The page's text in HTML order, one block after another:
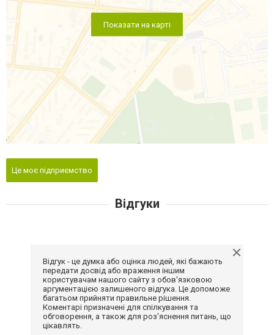
Показати на карті
Це моє підприємство
Відгуки
Відгук - це думка або оцінка людей, які бажають
передати досвід або враження іншим
користувачам нашого сайту з обов'язковою
аргументацією залишеного відгука. Це допоможе
багатьом прийняти правильне рішення.
Коментарі призначені для спілкування та
обговорення, а також для роз'яснення питань, що
цікавлять.